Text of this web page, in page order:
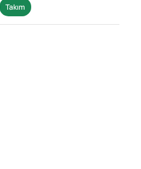
Takım